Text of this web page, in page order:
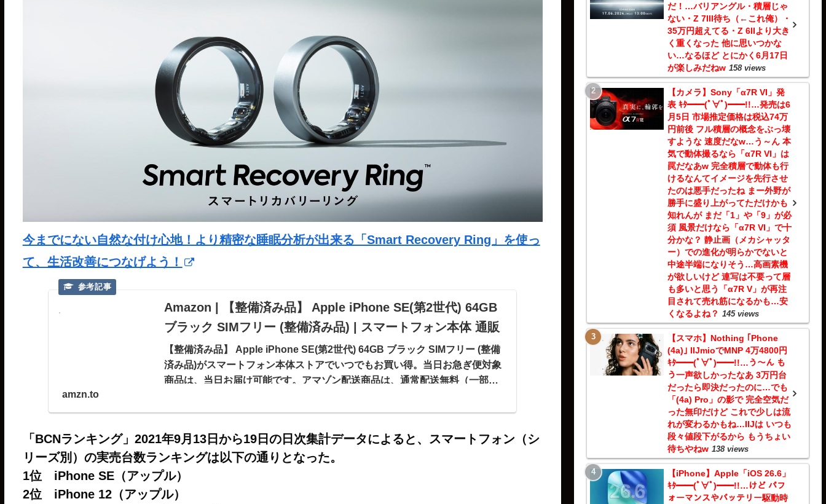
今までにない自然な付け心地！より精密な睡眠分析が出来る「Smart Recovery Ring」を使っ
て、生活改善につなげよう！
Amazon | 【整備済み品】 Apple iPhone SE(第2世代) 64GB
ブラック SIMフリー (整備済み品) | スマートフォン本体 通販
【整備済み品】 Apple iPhone SE(第2世代) 64GB ブラック SIMフリー (整備
済み品)がスマートフォン本体ストアでいつでもお買い得。当日お急ぎ便対象
商品は、当日お届け可能です。アマゾン配送商品は、通常配送無料（一部除
amzn.to
「BCNランキング」2021年9月13日から19日の日次集計データによると、スマートフォン（シ
リーズ別）の実売台数ランキングは以下の通りとなった。
1位 iPhone SE（アップル）
2位 iPhone 12（アップル）
だ！…バリアングル・積層じゃ
ない・Z 7III待ち（←これ俺）・
35万円超えてる・Z 6IIより大き
く重くなった 他に思いつかな
い…なるほど とにかく6月17日
が楽しみだねw 158 views
【カメラ】Sony「α7R VI」発
表 ｷﾀ━━(ﾟ∀ﾟ)━━!!…発売は6
月5日 市場推定価格は税込74万
円前後 フル積層の概念をぶっ壊
すような 速度だなw…う～ん 本
気で動体撮るなら「α7R VI」は
罠だなあw 完全積層で動体も行
けるなんてイメージを先行させ
たのは悪手だったね まー外野が
勝手に盛り上がってただけかも
知れんが まだ「1」や「9」が必
須 風景だけなら「α7R VI」で十
分かな？ 静止画（メカシャッタ
ー）での進化が明らかでないと
中途半端になりそう…高画素機
が欲しいけど 連写は不要って層
も多いと思う「α7R V」が再注
目されて売れ筋になるかも…安
くなるよね？ 145 views
【スマホ】Nothing ｢Phone
(4a)｣ IIJmioでMNP 4万4800円
ｷﾀ━━(ﾟ∀ﾟ)━━!!…う～ん も
う一声欲しかったなあ 3万円台
だったら即決だったのに…でも
「(4a) Pro」の影で 完全空気だ
った無印だけど これで少しは流
れが変わるかもね…IIJは いつも
段々値段下がるから もうちょい
待ちやねw 138 views
【iPhone】Apple「iOS 26.6」
ｷﾀ━━(ﾟ∀ﾟ)━━!!…けど パフ
ォーマンスやバッテリー駆動時